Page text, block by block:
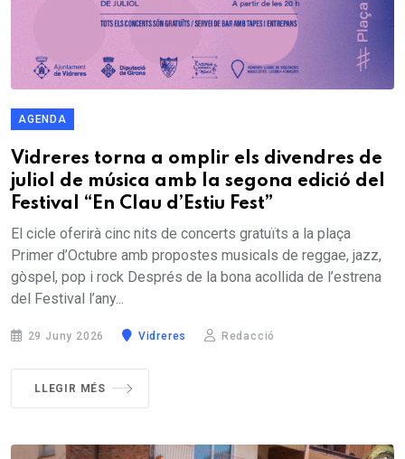
AGENDA
Vidreres torna a omplir els divendres de
juliol de música amb la segona edició del
Festival “En Clau d’Estiu Fest”
El cicle oferirà cinc nits de concerts gratuïts a la plaça
Primer d’Octubre amb propostes musicals de reggae, jazz,
gòspel, pop i rock Després de la bona acollida de l’estrena
del Festival l’any...
29 Juny 2026 Vidreres Redacció
LLEGIR MÉS